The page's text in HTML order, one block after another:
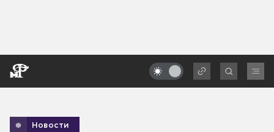
Новости